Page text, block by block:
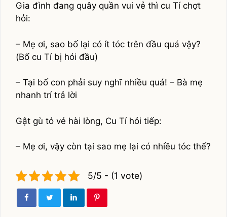
Gia đình đang quây quần vui vẻ thì cu Tí chợt
hỏi:
– Mẹ ơi, sao bố lại có ít tóc trên đầu quá vậy?
(Bố cu Tí bị hói đầu)
– Tại bố con phải suy nghĩ nhiều quá! – Bà mẹ
nhanh trí trả lời
Gật gù tỏ vẻ hài lòng, Cu Tí hỏi tiếp:
– Mẹ ơi, vậy còn tại sao mẹ lại có nhiều tóc thế?
5/5 - (1 vote)